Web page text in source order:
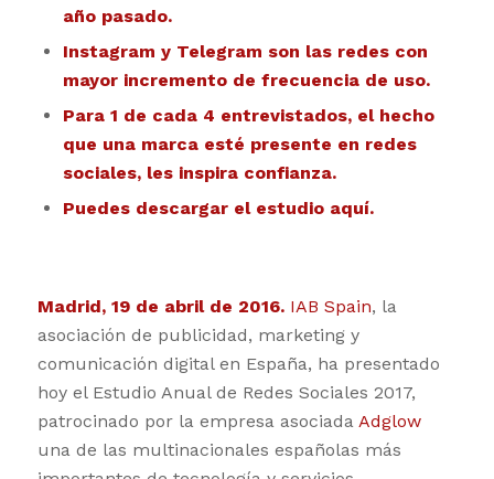
año pasado.
Instagram y Telegram son las redes con
mayor incremento de frecuencia de uso.
Para 1 de cada 4 entrevistados, el hecho
que una marca esté presente en redes
sociales, les inspira confianza.
Puedes descargar el estudio aquí.
Madrid, 19 de abril de 2016. IAB Spain, la
asociación de publicidad, marketing y
comunicación digital en España, ha presentado
hoy el Estudio Anual de Redes Sociales 2017,
patrocinado por la empresa asociada Adglow
una de las multinacionales españolas más